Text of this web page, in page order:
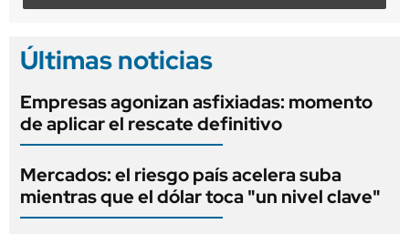
Últimas noticias
Empresas agonizan asfixiadas: momento
de aplicar el rescate definitivo
Mercados: el riesgo país acelera suba
mientras que el dólar toca "un nivel clave"